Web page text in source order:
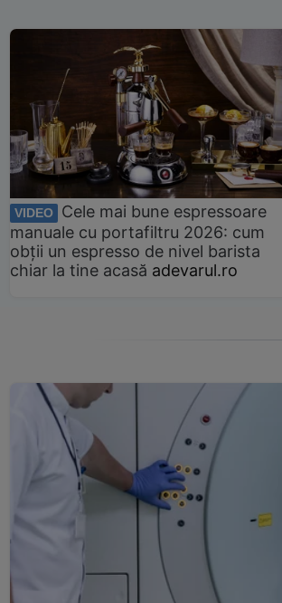
VIDEO
Cele mai bune espressoare
manuale cu portafiltru 2026: cum
obții un espresso de nivel barista
chiar la tine acasă adevarul.ro